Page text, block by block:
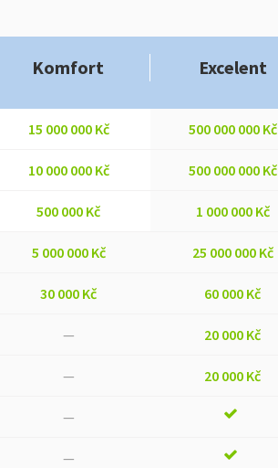
Komfort Excelent
15 000 000 Kč 500 000 000 Kč
10 000 000 Kč 500 000 000 Kč
500 000 Kč 1 000 000 Kč
5 000 000 Kč 25 000 000 Kč
30 000 Kč 60 000 Kč
— 20 000 Kč
— 20 000 Kč
—
—